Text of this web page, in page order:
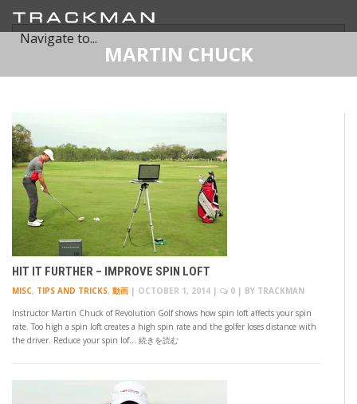
MARTIN CHUCK
HIT IT FURTHER – IMPROVE SPIN LOFT
MISC, TIPS AND TRICKS, 動画 | OCTOBER 1, 2014 | 0 | BY TRACKMAN
Instructor Martin Chuck of Revolution Golf shows how spin loft affects your spin
rate. Too high a spin loft creates a high spin rate and the golfer loses distance with
the driver. Reduce your spin lof… 続きを読む